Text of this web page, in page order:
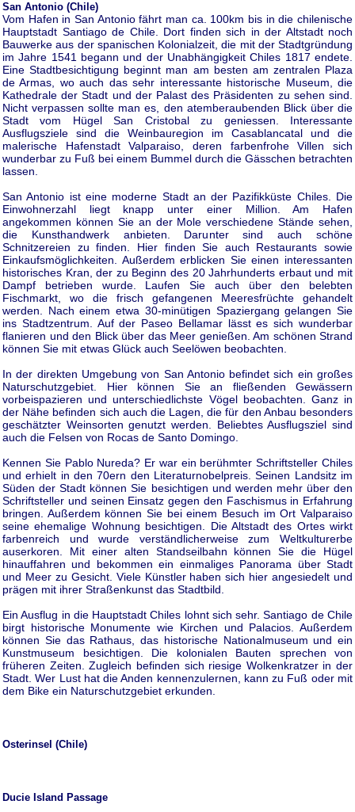
San Antonio (Chile)
Vom Hafen in San Antonio fährt man ca. 100km bis in die chilenische
Hauptstadt Santiago de Chile. Dort finden sich in der Altstadt noch
Bauwerke aus der spanischen Kolonialzeit, die mit der Stadtgründung
im Jahre 1541 begann und der Unabhängigkeit Chiles 1817 endete.
Eine Stadtbesichtigung beginnt man am besten am zentralen Plaza
de Armas, wo auch das sehr interessante historische Museum, die
Kathedrale der Stadt und der Palast des Präsidenten zu sehen sind.
Nicht verpassen sollte man es, den atemberaubenden Blick über die
Stadt vom Hügel San Cristobal zu geniessen. Interessante
Ausflugsziele sind die Weinbauregion im Casablancatal und die
malerische Hafenstadt Valparaiso, deren farbenfrohe Villen sich
wunderbar zu Fuß bei einem Bummel durch die Gässchen betrachten
lassen.
San Antonio ist eine moderne Stadt an der Pazifikküste Chiles. Die
Einwohnerzahl liegt knapp unter einer Million. Am Hafen
angekommen können Sie an der Mole verschiedene Stände sehen,
die Kunsthandwerk anbieten. Darunter sind auch schöne
Schnitzereien zu finden. Hier finden Sie auch Restaurants sowie
Einkaufsmöglichkeiten. Außerdem erblicken Sie einen interessanten
historisches Kran, der zu Beginn des 20 Jahrhunderts erbaut und mit
Dampf betrieben wurde. Laufen Sie auch über den belebten
Fischmarkt, wo die frisch gefangenen Meeresfrüchte gehandelt
werden. Nach einem etwa 30-minütigen Spaziergang gelangen Sie
ins Stadtzentrum. Auf der Paseo Bellamar lässt es sich wunderbar
flanieren und den Blick über das Meer genießen. Am schönen Strand
können Sie mit etwas Glück auch Seelöwen beobachten.
In der direkten Umgebung von San Antonio befindet sich ein großes
Naturschutzgebiet. Hier können Sie an fließenden Gewässern
vorbeispazieren und unterschiedlichste Vögel beobachten. Ganz in
der Nähe befinden sich auch die Lagen, die für den Anbau besonders
geschätzter Weinsorten genutzt werden. Beliebtes Ausflugsziel sind
auch die Felsen von Rocas de Santo Domingo.
Kennen Sie Pablo Nureda? Er war ein berühmter Schriftsteller Chiles
und erhielt in den 70ern den Literaturnobelpreis. Seinen Landsitz im
Süden der Stadt können Sie besichtigen und werden mehr über den
Schriftsteller und seinen Einsatz gegen den Faschismus in Erfahrung
bringen. Außerdem können Sie bei einem Besuch im Ort Valparaiso
seine ehemalige Wohnung besichtigen. Die Altstadt des Ortes wirkt
farbenreich und wurde verständlicherweise zum Weltkulturerbe
auserkoren. Mit einer alten Standseilbahn können Sie die Hügel
hinauffahren und bekommen ein einmaliges Panorama über Stadt
und Meer zu Gesicht. Viele Künstler haben sich hier angesiedelt und
prägen mit ihrer Straßenkunst das Stadtbild.
Ein Ausflug in die Hauptstadt Chiles lohnt sich sehr. Santiago de Chile
birgt historische Monumente wie Kirchen und Palacios. Außerdem
können Sie das Rathaus, das historische Nationalmuseum und ein
Kunstmuseum besichtigen. Die kolonialen Bauten sprechen von
früheren Zeiten. Zugleich befinden sich riesige Wolkenkratzer in der
Stadt. Wer Lust hat die Anden kennenzulernen, kann zu Fuß oder mit
dem Bike ein Naturschutzgebiet erkunden.
Osterinsel (Chile)
Ducie Island Passage